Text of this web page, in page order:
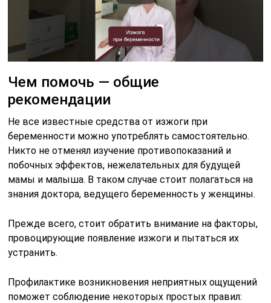
Чем помочь — общие
рекомендации
Не все известные средства от изжоги при
беременности можно употреблять самостоятельно.
Никто не отменял изучение противопоказаний и
побочных эффектов, нежелательных для будущей
мамы и малыша. В таком случае стоит полагаться на
знания доктора, ведущего беременность у женщины.
Прежде всего, стоит обратить внимание на факторы,
провоцирующие появление изжоги и пытаться их
устранить.
Профилактике возникновения неприятных ощущений
поможет соблюдение некоторых простых правил: